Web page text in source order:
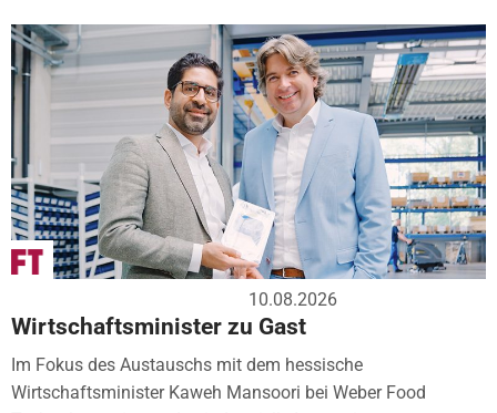
10.08.2026
Wirtschaftsminister zu Gast
Im Fokus des Austauschs mit dem hessische
Wirtschaftsminister Kaweh Mansoori bei Weber Food